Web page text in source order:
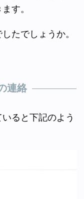
す。
たでしょうか。
連絡
ると下記のよう